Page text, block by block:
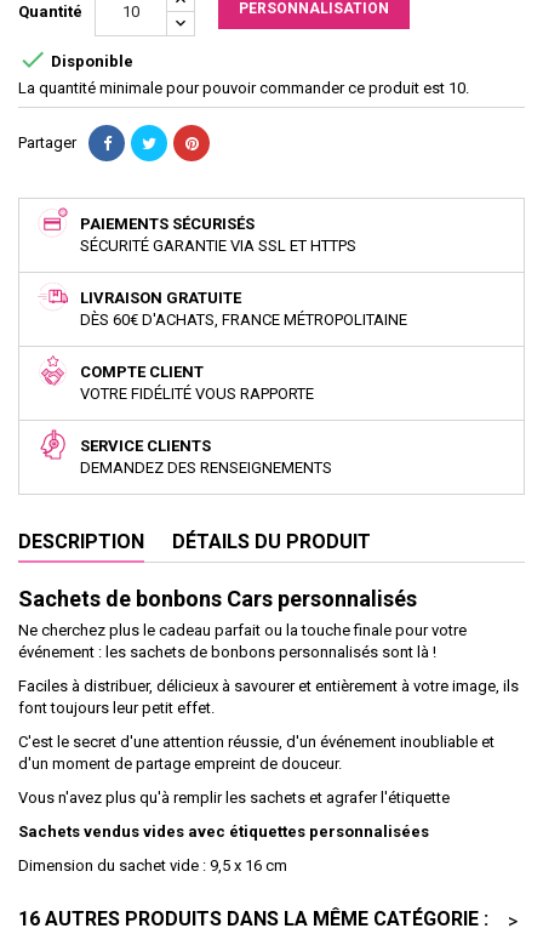
Quantité PERSONNALISATION
 Disponible
La quantité minimale pour pouvoir commander ce produit est 10.
Partager
PAIEMENTS SÉCURISÉS
SÉCURITÉ GARANTIE VIA SSL ET HTTPS
LIVRAISON GRATUITE
DÈS 60€ D'ACHATS, FRANCE MÉTROPOLITAINE
COMPTE CLIENT
VOTRE FIDÉLITÉ VOUS RAPPORTE
SERVICE CLIENTS
DEMANDEZ DES RENSEIGNEMENTS
DESCRIPTION DÉTAILS DU PRODUIT
Sachets de bonbons Cars personnalisés
Ne cherchez plus le cadeau parfait ou la touche finale pour votre
événement : les sachets de bonbons personnalisés sont là !
Faciles à distribuer, délicieux à savourer et entièrement à votre image, ils
font toujours leur petit effet.
C'est le secret d'une attention réussie, d'un événement inoubliable et
d'un moment de partage empreint de douceur.
Vous n'avez plus qu'à remplir les sachets et agrafer l'étiquette
Sachets vendus vides avec étiquettes personnalisées
Dimension du sachet vide : 9,5 x 16 cm
16 AUTRES PRODUITS DANS LA MÊME CATÉGORIE :
>